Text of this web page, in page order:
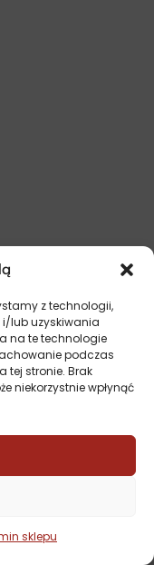
z technologii,
lub uzyskiwania
na te technologie
podczas
tej stronie. Brak
niekorzystnie wpłynąć
sklepu
dostawa od
1000 zł.